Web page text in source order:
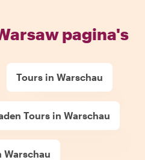
pagina's
Tours in Warschau
Tours in Warschau
Warschau